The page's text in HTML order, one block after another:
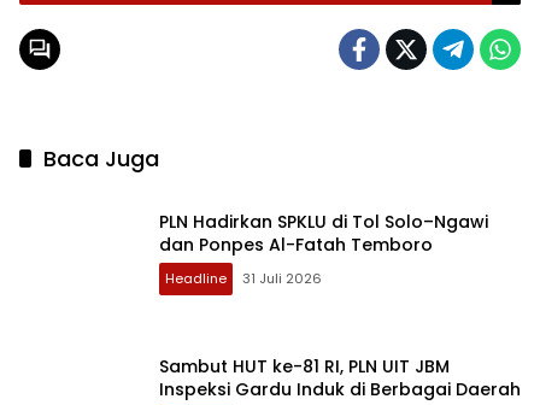
Baca Juga
PLN Hadirkan SPKLU di Tol Solo–Ngawi
dan Ponpes Al-Fatah Temboro
Headline 31 Juli 2026
Sambut HUT ke-81 RI, PLN UIT JBM
Inspeksi Gardu Induk di Berbagai Daerah